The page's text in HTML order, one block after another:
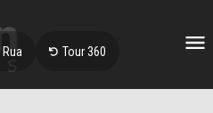
Rua Tour 360